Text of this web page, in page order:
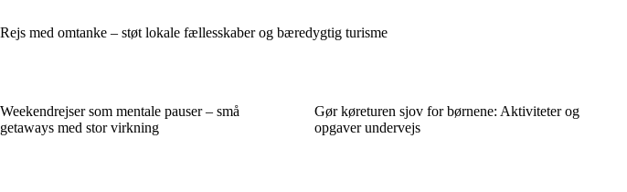
Rejs med omtanke – støt lokale fællesskaber og bæredygtig turisme
Weekendrejser som mentale pauser – små
getaways med stor virkning
Gør køreturen sjov for børnene: Aktiviteter og
opgaver undervejs